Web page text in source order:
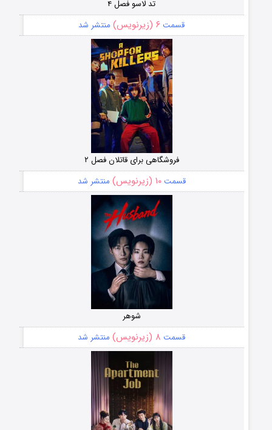
تد لاسو فصل ۴
قسمت ۶ (زیرنویس) منتشر شد
فروشگاهی برای قاتلان فصل ۲
قسمت۱۰ (زیرنویس) منتشر شد
شوهر
قسمت ۸ (زیرنویس) منتشر شد